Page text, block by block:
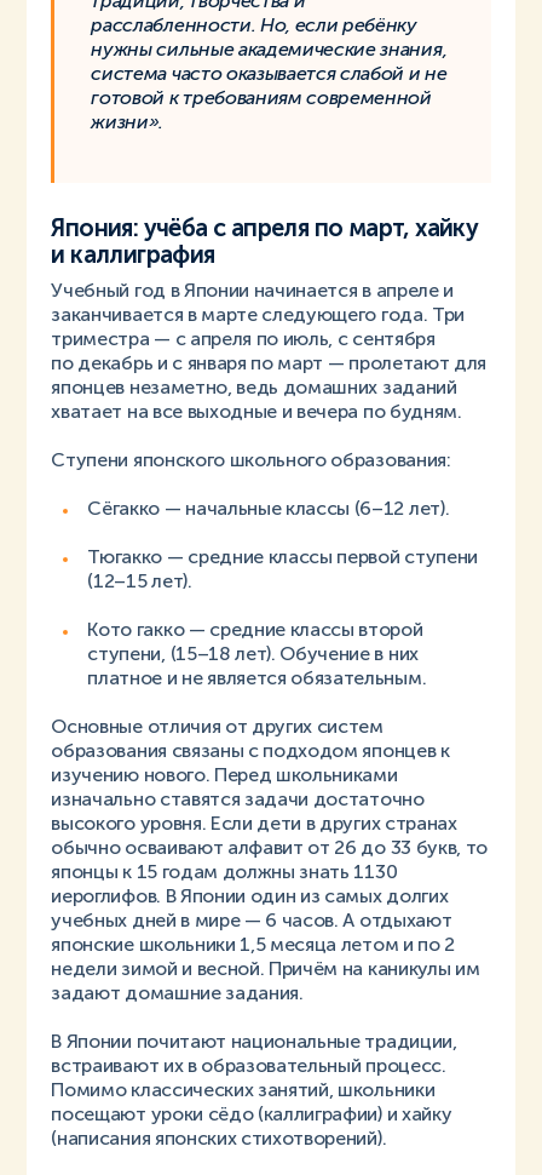
расслабленности. Но, если ребёнку
нужны сильные академические знания,
система часто оказывается слабой и не
готовой к требованиям современной
жизни».
Япония: учёба с апреля по март, хайку
и каллиграфия
Учебный год в Японии начинается в апреле и
заканчивается в марте следующего года. Три
триместра — с апреля по июль, с сентября
по декабрь и с января по март — пролетают для
японцев незаметно, ведь домашних заданий
хватает на все выходные и вечера по будням.
Ступени японского школьного образования:
Сёгакко — начальные классы (6–12 лет).
Тюгакко — средние классы первой ступени
(12–15 лет).
Кото гакко — средние классы второй
ступени, (15–18 лет). Обучение в них
платное и не является обязательным.
Основные отличия от других систем
образования связаны с подходом японцев к
изучению нового. Перед школьниками
изначально ставятся задачи достаточно
высокого уровня. Если дети в других странах
обычно осваивают алфавит от 26 до 33 букв, то
японцы к 15 годам должны знать 1130
иероглифов. В Японии один из самых долгих
учебных дней в мире — 6 часов. А отдыхают
японские школьники 1,5 месяца летом и по 2
недели зимой и весной. Причём на каникулы им
задают домашние задания.
В Японии почитают национальные традиции,
встраивают их в образовательный процесс.
Помимо классических занятий, школьники
посещают уроки сёдо (каллиграфии) и хайку
(написания японских стихотворений).